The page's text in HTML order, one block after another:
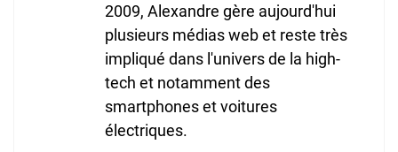
2009, Alexandre gère aujourd'hui
plusieurs médias web et reste très
impliqué dans l'univers de la high-
tech et notamment des
smartphones et voitures
électriques.